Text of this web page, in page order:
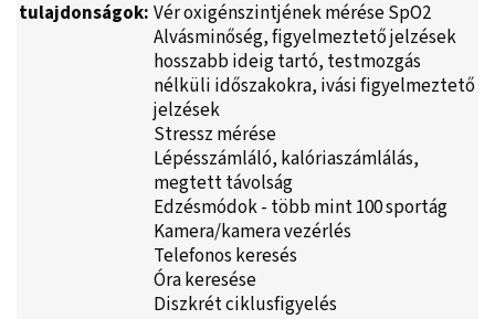
tulajdonságok: Vér oxigénszintjének mérése SpO2
Alvásminőség, figyelmeztető jelzések
hosszabb ideig tartó, testmozgás
nélküli időszakokra, ivási figyelmeztető
jelzések
Stressz mérése
Lépésszámláló, kalóriaszámlálás,
megtett távolság
Edzésmódok - több mint 100 sportág
Kamera/kamera vezérlés
Telefonos keresés
Óra keresése
Diszkrét ciklusfigyelés